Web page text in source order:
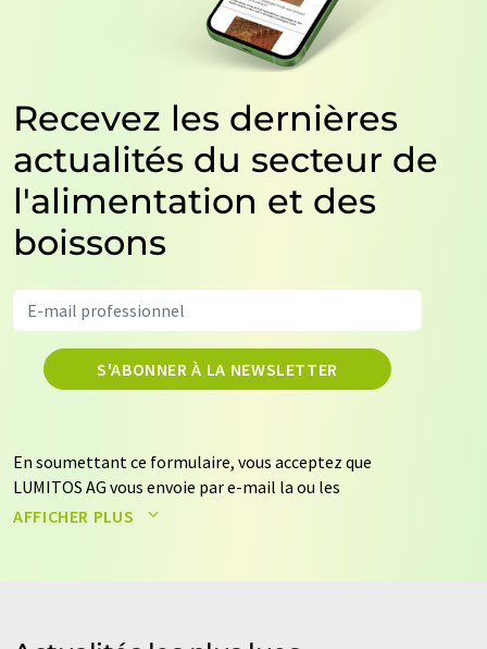
Recevez les dernières
actualités du secteur de
l'alimentation et des
boissons
S'ABONNER À LA NEWSLETTER
En soumettant ce formulaire, vous acceptez que
LUMITOS AG vous envoie par e-mail la ou les
newsletters sélectionnées ci-dessus. Vos données ne
protection des données
. LUMITOS peut vous contacter
et d'opinion. Vous pouvez à tout moment révoquer
AFFICHER PLUS